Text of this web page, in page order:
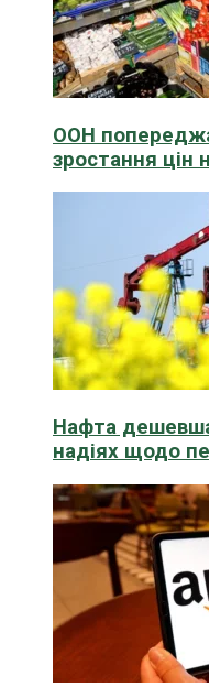
ООН
зростання цін
Нафта
надіях щодо